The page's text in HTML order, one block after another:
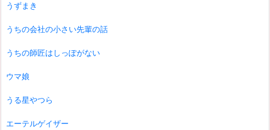
うずまき
うちの会社の小さい先輩の話
うちの師匠はしっぽがない
ウマ娘
うる星やつら
エーテルゲイザー